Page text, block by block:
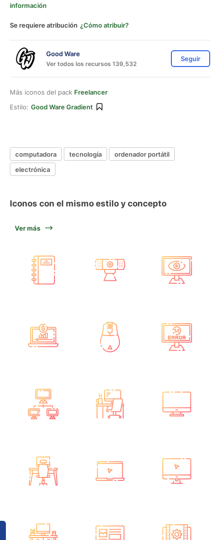
información
Se requiere atribución ¿Cómo atribuir?
Good Ware
Ver todos los recursos 139,532
Seguir
Más iconos del pack Freelancer
Estilo: Good Ware Gradient
computadora tecnología
ordenador portátil
electrónica
Iconos con el mismo estilo y concepto
Ver más